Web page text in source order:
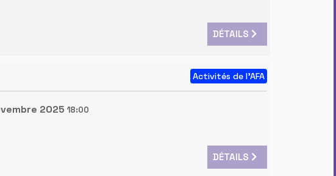
DÉTAILS
Activités de l'AFA
2025 18:00
DÉTAILS